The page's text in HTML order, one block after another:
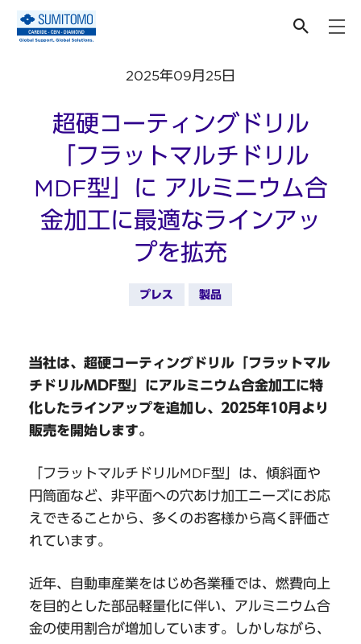
ニュース
2025年09月25日
超硬コーティングドリル
「フラットマルチドリル
MDF型」に アルミニウム合
金加工に最適なラインアッ
プを拡充
プレス 製品
当社は、超硬コーティングドリル「フラットマル
チドリルMDF型」にアルミニウム合金加工に特
化したラインアップを追加し、2025年10月より
販売を開始します。
「フラットマルチドリルMDF型」は、傾斜面や
円筒面など、非平面への穴あけ加工ニーズにお応
えできることから、多くのお客様から高く評価さ
れています。
近年、自動車産業をはじめ各業種では、燃費向上
を目的とした部品軽量化に伴い、アルミニウム合
金の使用割合が増加しています。しかしながら、